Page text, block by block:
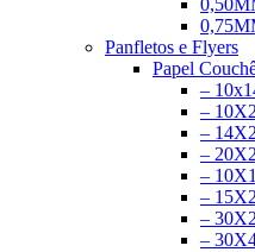
Panfletos e Flyers
Papel
–
–
–
–
–
–
–
–